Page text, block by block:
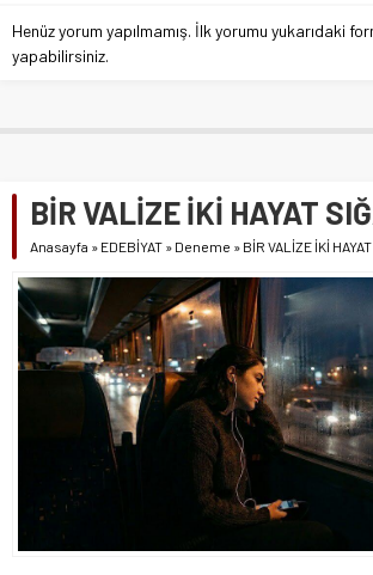
Henüz yorum yapılmamış. İlk yorumu yukarıdaki
yapabilirsiniz.
BİR VALİZE İKİ HAYAT
Anasayfa » EDEBİYAT » Deneme » BİR VALİZE İKİ